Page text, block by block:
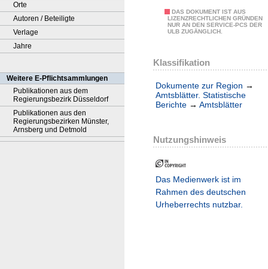
Orte
Autoren / Beteiligte
Verlage
Jahre
Weitere E-Pflichtsammlungen
Publikationen aus dem
Regierungsbezirk Düsseldorf
Publikationen aus den
Regierungsbezirken Münster,
Arnsberg und Detmold
DAS DOKUMENT IST AUS
LIZENZRECHTLICHEN GRÜNDEN
NUR AN DEN SERVICE-PCS DER
ULB ZUGÄNGLICH.
Klassifikation
Dokumente zur Region →
Amtsblätter. Statistische
Berichte → Amtsblätter
Nutzungshinweis
Das Medienwerk ist im
Rahmen des deutschen
Urheberrechts nutzbar.